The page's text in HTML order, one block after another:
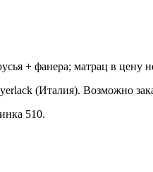
+ фанера; матрац в цену
(Италия). Возможно
510.